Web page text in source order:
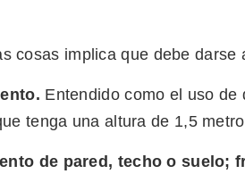
cosas implica que debe darse
Entendido como el uso
tenga una altura de 1,5
de pared, techo o suelo;